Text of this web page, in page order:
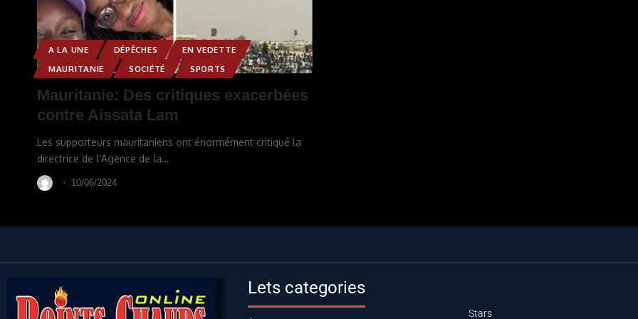
A LA UNE DÉPÊCHES
EN VEDETTE
MAURITANIE
SOCIÉTÉ SPORTS
Mauritanie: Des critiques exacerbées
contre Aissata Lam
Les supporteurs mauritaniens ont énormément critiqué la
directrice de l'Agence de la…
10/06/2024
Lets categories
Stars